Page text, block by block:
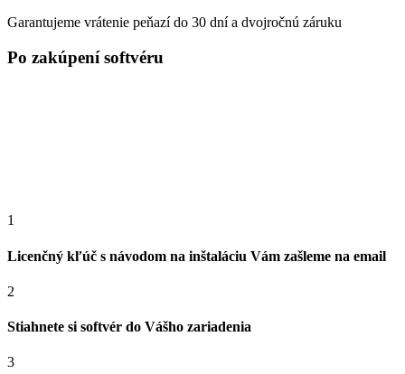
Garantujeme vrátenie peňazí do 30 dní a dvojročnú záruku
Po zakúpení softvéru
1
Licenčný kľúč s návodom na inštaláciu Vám zašleme na email
2
Stiahnete si softvér do Vášho zariadenia
3